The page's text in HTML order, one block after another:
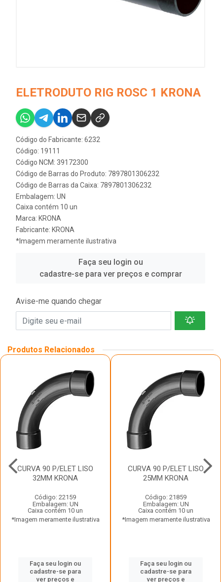
ELETRODUTO RIG ROSC 1 KRONA
Código do Fabricante: 6232
Código: 19111
Código NCM: 39172300
Código de Barras do Produto: 7897801306232
Código de Barras da Caixa: 7897801306232
Embalagem: UN
Caixa contém 10 un
Marca: KRONA
Fabricante: KRONA
*Imagem meramente ilustrativa
Faça seu login ou
cadastre-se para ver preços e comprar
Avise-me quando chegar
Produtos Relacionados
CURVA 90 P/ELET LISO
32MM KRONA
Código: 22159
Embalagem: UN
Caixa contém 10 un
*Imagem meramente ilustrativa
Faça seu login ou
cadastre-se para
ver preços e
CURVA 90 P/ELET LISO
25MM KRONA
Código: 21859
Embalagem: UN
Caixa contém 10 un
*Imagem meramente ilustrativa
Faça seu login ou
cadastre-se para
ver preços e